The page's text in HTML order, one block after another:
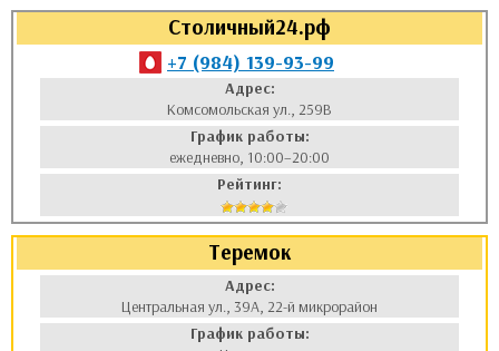
Столичный24.рф
+7 (984) 139-93-99
Адрес:
Комсомольская ул., 259В
График работы:
ежедневно, 10:00–20:00
Рейтинг:
Теремок
Адрес:
Центральная ул., 39А, 22-й микрорайон
График работы: